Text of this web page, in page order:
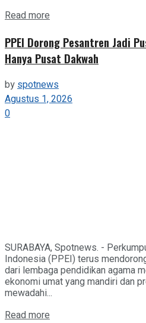
Read more
PPEI Dorong Pesantren Jadi
Hanya Pusat Dakwah
by spotnews
Agustus 1, 2026
0
SURABAYA, Spotnews. -
Indonesia (PPEI) terus
dari lembaga pendidikan agama
ekonomi umat yang mandiri dan
mewadahi...
Read more